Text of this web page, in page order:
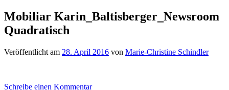
Mobiliar Karin_Baltisberger_Newsroom
Quadratisch
Veröffentlicht am 28. April 2016 von Marie-Christine Schindler
Schreibe einen Kommentar